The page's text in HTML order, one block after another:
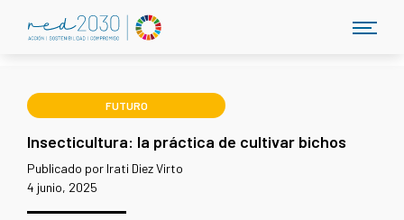
FUTURO
Insecticultura: la práctica de cultivar bichos
Publicado por Irati Diez Virto
4 junio, 2025